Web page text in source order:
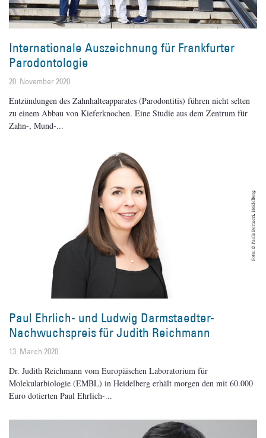
Internationale Auszeichnung für Frankfurter
Parodontologie
20. November 2020
Entzündungen des Zahnhalteapparates (Parodontitis) führen nicht selten
zu einem Abbau von Kieferknochen. Eine Studie aus dem Zentrum für
Zahn-, Mund-
Paul Ehrlich- und Ludwig Darmstaedter-
Nachwuchspreis für Judith Reichmann
13. March 2020
Dr. Judith Reichmann vom Europäischen Laboratorium für
Molekularbiologie (EMBL) in Heidelberg erhält morgen den mit 60.000
Euro dotierten Paul Ehrlich-